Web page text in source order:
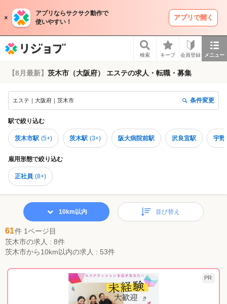
アプリならサクサク動作で
使いやすい！
アプリで開く
検索 キープ 会員登録 メニュー
【8月最新】 茨木市（大阪府） エステの求人・転職・募集
エステ｜大阪府｜茨木市 条件変更
駅で絞り込む
茨木市駅 (5+) 茨木駅 (3+) 阪大病院前駅 沢良宜駅 宇野
雇用形態で絞り込む
正社員 (8+)
61件 1ページ目
茨木市の求人 : 8件
茨木市から10km以内の求人 : 53件
10km以内 並び替え
PR